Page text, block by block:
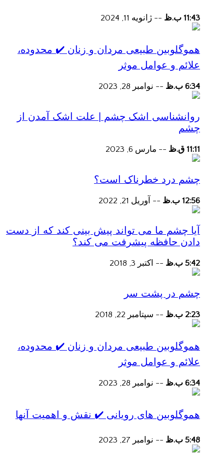
11:43 ب.ظ -- ژانویه 11, 2024
هموگلوبین طبیعی مردان و زنان ✔️ محدوده،
علائم و عوامل موثر
6:34 ب.ظ -- نوامبر 28, 2023
روانشناسی اشک چشم | علت اشک آمدن از
چشم
11:11 ق.ظ -- مارس 6, 2023
چشم درد خطرناک است؟
12:56 ب.ظ -- آوریل 21, 2022
آیا چشم ما می تواند پیش بینی کند که از دست
دادن حافظه پیشرفت می کند؟
5:42 ب.ظ -- اکتبر 3, 2018
چشم در پشت سر
2:23 ب.ظ -- سپتامبر 22, 2018
هموگلوبین طبیعی مردان و زنان ✔️ محدوده،
علائم و عوامل موثر
6:34 ب.ظ -- نوامبر 28, 2023
هموگلوبین های رویانی ✔️ نقش و اهمیت آنها
5:48 ب.ظ -- نوامبر 27, 2023